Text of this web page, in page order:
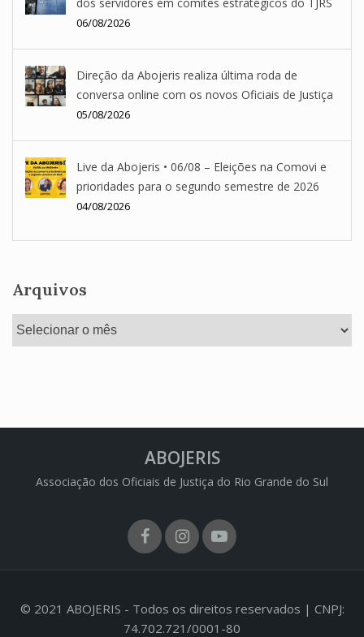
06/08/2026
Direção da Abojeris realiza última roda de
conversa online com os novos Oficiais de Justiça
05/08/2026
Live da Abojeris • 06/08 – Eleições na Comovi e
prioridades para o segundo semestre de 2026
04/08/2026
Arquivos
Arquivos
ABOJERIS
Associação dos Oficiais de Justiça do Rio Grande do Sul
FacebookInstagram
Youtube
© 2021 ABOJERIS - Todos os direitos reservados | CNPJ:
74.702.721/0001-80